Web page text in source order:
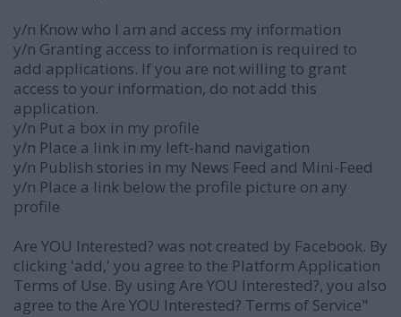
y/n Know who I am and access my information
y/n Granting access to information is required to
add applications. If you are not willing to grant
access to your information, do not add this
application.
y/n Put a box in my profile
y/n Place a link in my left-hand navigation
y/n Publish stories in my News Feed and Mini-Feed
y/n Place a link below the profile picture on any
profile
Are YOU Interested? was not created by Facebook. By
clicking 'add,' you agree to the Platform Application
Terms of Use. By using Are YOU Interested?, you also
agree to the Are YOU Interested? Terms of Service"